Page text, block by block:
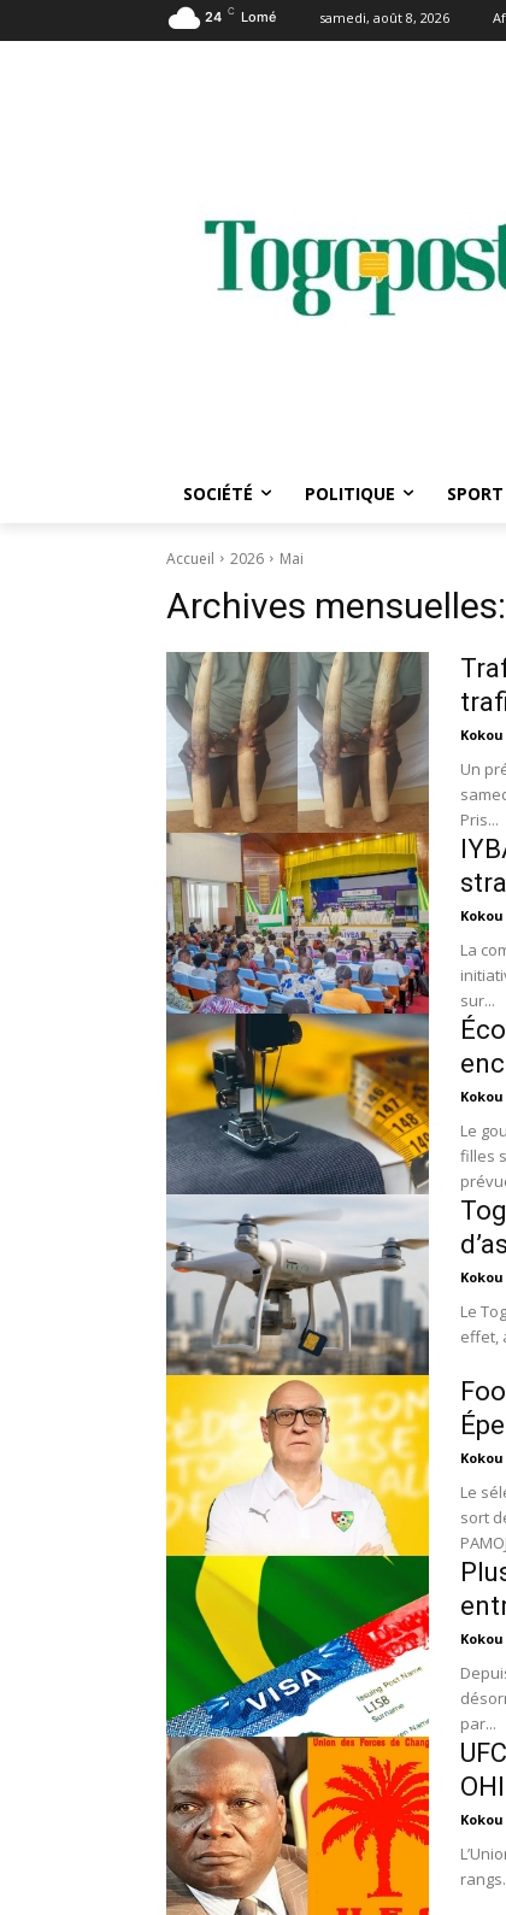
24 C Lomé samedi, août 8, 2026
SOCIÉTÉ POLITIQUE SPORT
Accueil 2026 Mai
Archives
Un
Pris...
La
sur...
Le
filles
Le
effet,
Le
sort
par...